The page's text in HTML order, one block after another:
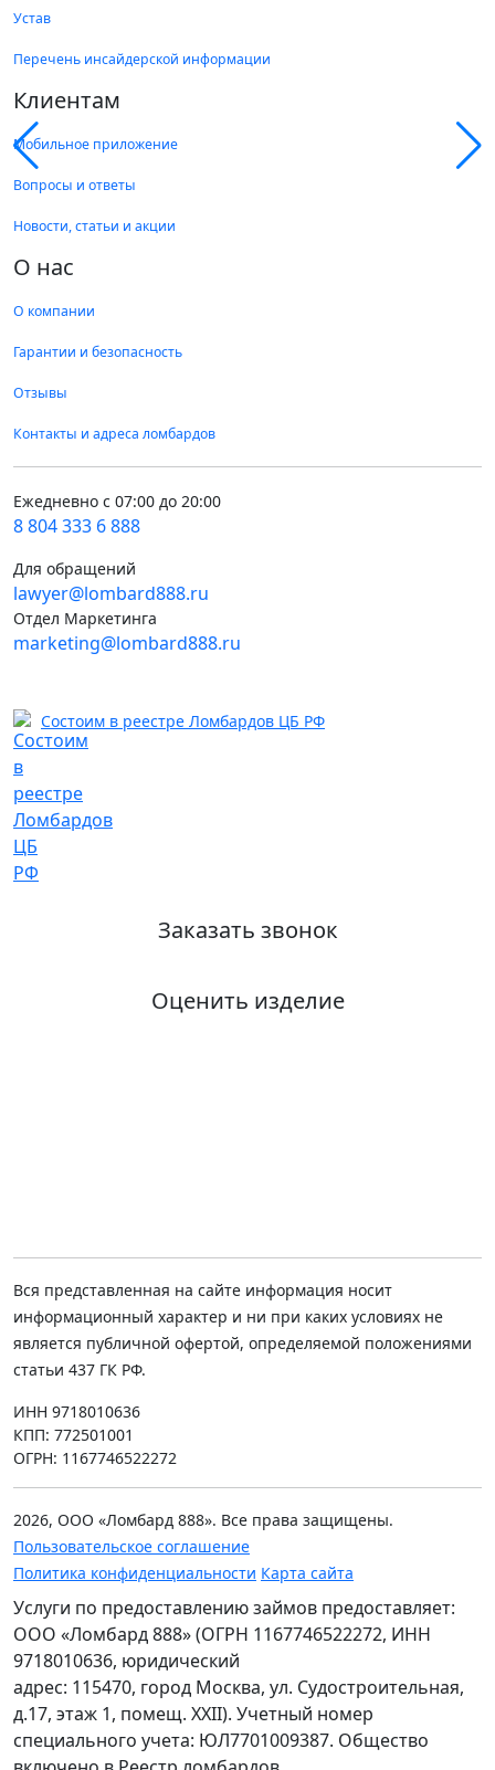
Устав
Перечень инсайдерской информации
Клиентам
Мобильное приложение
Вопросы и ответы
Новости, статьи и акции
О нас
О компании
Гарантии и безопасность
Отзывы
Контакты и адреса ломбардов
Ежедневно с 07:00 до 20:00
8 804 333 6 888
Для обращений
lawyer@lombard888.ru
Отдел Маркетинга
marketing@lombard888.ru
Состоим в реестре Ломбардов ЦБ РФ
Заказать звонок
Оценить изделие
Вся представленная на сайте информация носит
информационный характер и ни при каких условиях не
является публичной офертой, определяемой положениями
статьи 437 ГК РФ.
ИНН 9718010636
КПП: 772501001
ОГРН: 1167746522272
2026, ООО «Ломбард 888». Все права защищены.
Пользовательское соглашение
Политика конфиденциальности Карта сайта
Услуги по предоставлению займов предоставляет:
ООО «Ломбард 888» (ОГРН 1167746522272, ИНН
9718010636, юридический
адрес: 115470, город Москва, ул. Судостроительная,
д.17, этаж 1, помещ. XXII). Учетный номер
специального учета: ЮЛ7701009387. Общество